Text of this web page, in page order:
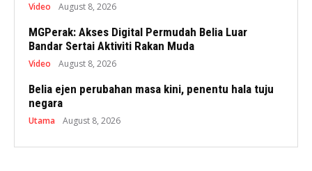
Video August 8, 2026
MGPerak: Akses Digital Permudah Belia Luar
Bandar Sertai Aktiviti Rakan Muda
Video August 8, 2026
Belia ejen perubahan masa kini, penentu hala tuju
negara
Utama August 8, 2026